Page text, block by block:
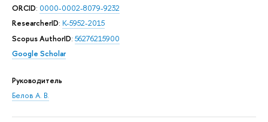
ORCID: 0000-0002-8079-9232
ResearcherID: K-5952-2015
Scopus AuthorID: 56276215900
Google Scholar
Руководитель
Белов А. В.